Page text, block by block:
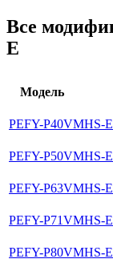
Все
E
Модель
PEFY-P40VMHS-E
PEFY-P50VMHS-E
PEFY-P63VMHS-E
PEFY-P71VMHS-E
PEFY-P80VMHS-E